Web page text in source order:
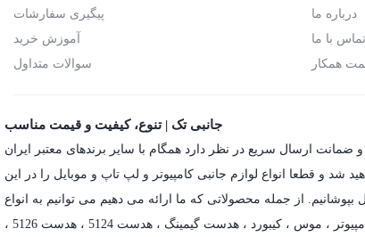
پیگیری سفارشات
آموزش خرید
سوالات متداول
درباره ما
تماس با ما
همکار
جانبی تک | تنوع، کیفیت و قیمت مناسب
ارسال سریع در نظر دارد همگام با سایر برندهای معتبر ایران
و قطعا انواع لوازم جانبی کامپیوتر و لپ تاپ و موبایل را در این
از جمله محصولاتی که ما ارائه می دهیم می توانیم به انواع
، موس ، کیبورد ، هدست گیمینگ ، هدست 5124 ، هدست 5126 ،